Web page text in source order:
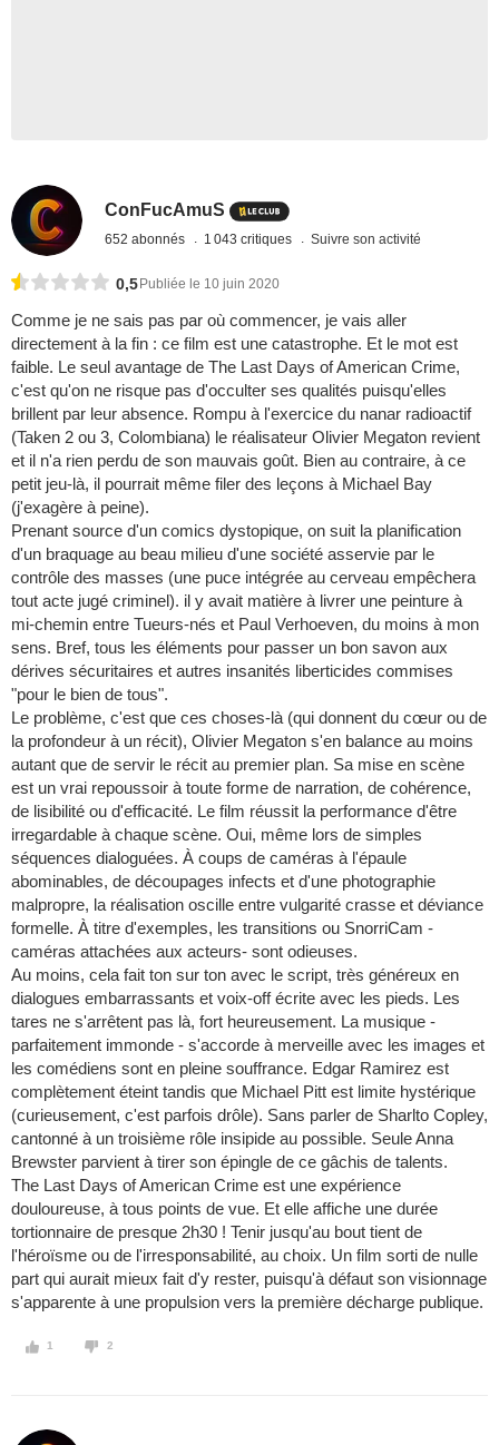
ConFucAmuS
652 abonnés 1 043 critiques Suivre son activité
0,5 Publiée le 10 juin 2020
Comme je ne sais pas par où commencer, je vais aller
directement à la fin : ce film est une catastrophe. Et le mot est
faible. Le seul avantage de The Last Days of American Crime,
c'est qu'on ne risque pas d'occulter ses qualités puisqu'elles
brillent par leur absence. Rompu à l'exercice du nanar radioactif
(Taken 2 ou 3, Colombiana) le réalisateur Olivier Megaton revient
et il n'a rien perdu de son mauvais goût. Bien au contraire, à ce
petit jeu-là, il pourrait même filer des leçons à Michael Bay
(j'exagère à peine).
Prenant source d'un comics dystopique, on suit la planification
d'un braquage au beau milieu d'une société asservie par le
contrôle des masses (une puce intégrée au cerveau empêchera
tout acte jugé criminel). il y avait matière à livrer une peinture à
mi-chemin entre Tueurs-nés et Paul Verhoeven, du moins à mon
sens. Bref, tous les éléments pour passer un bon savon aux
dérives sécuritaires et autres insanités liberticides commises
"pour le bien de tous".
Le problème, c'est que ces choses-là (qui donnent du cœur ou de
la profondeur à un récit), Olivier Megaton s'en balance au moins
autant que de servir le récit au premier plan. Sa mise en scène
est un vrai repoussoir à toute forme de narration, de cohérence,
de lisibilité ou d'efficacité. Le film réussit la performance d'être
irregardable à chaque scène. Oui, même lors de simples
séquences dialoguées. À coups de caméras à l'épaule
abominables, de découpages infects et d'une photographie
malpropre, la réalisation oscille entre vulgarité crasse et déviance
formelle. À titre d'exemples, les transitions ou SnorriCam -
caméras attachées aux acteurs- sont odieuses.
Au moins, cela fait ton sur ton avec le script, très généreux en
dialogues embarrassants et voix-off écrite avec les pieds. Les
tares ne s'arrêtent pas là, fort heureusement. La musique -
parfaitement immonde - s'accorde à merveille avec les images et
les comédiens sont en pleine souffrance. Edgar Ramirez est
complètement éteint tandis que Michael Pitt est limite hystérique
(curieusement, c'est parfois drôle). Sans parler de Sharlto Copley,
cantonné à un troisième rôle insipide au possible. Seule Anna
Brewster parvient à tirer son épingle de ce gâchis de talents.
The Last Days of American Crime est une expérience
douloureuse, à tous points de vue. Et elle affiche une durée
tortionnaire de presque 2h30 ! Tenir jusqu'au bout tient de
l'héroïsme ou de l'irresponsabilité, au choix. Un film sorti de nulle
part qui aurait mieux fait d'y rester, puisqu'à défaut son visionnage
s'apparente à une propulsion vers la première décharge publique.
1 2